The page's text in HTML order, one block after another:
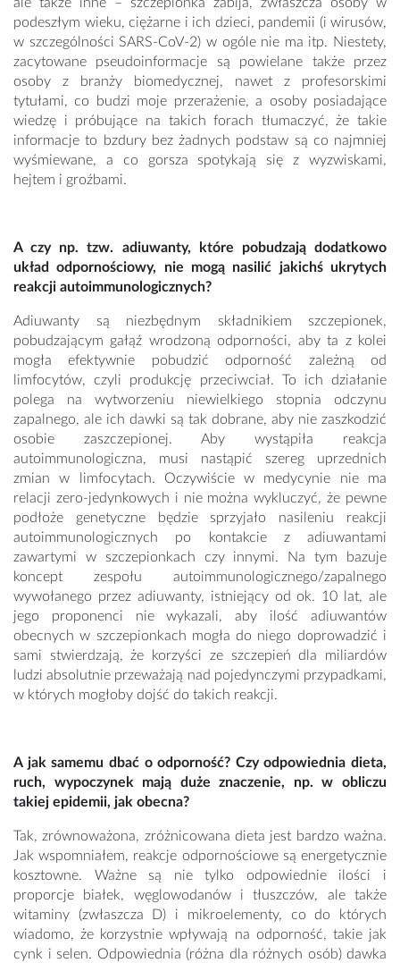
ale także inne – szczepionka zabija, zwłaszcza osoby w
podeszłym wieku, ciężarne i ich dzieci, pandemii (i wirusów,
w szczególności SARS-CoV-2) w ogóle nie ma itp. Niestety,
zacytowane pseudoinformacje są powielane także przez
osoby z branży biomedycznej, nawet z profesorskimi
tytułami, co budzi moje przerażenie, a osoby posiadające
wiedzę i próbujące na takich forach tłumaczyć, że takie
informacje to bzdury bez żadnych podstaw są co najmniej
wyśmiewane, a co gorsza spotykają się z wyzwiskami,
hejtem i groźbami.
A czy np. tzw. adiuwanty, które pobudzają dodatkowo
układ odpornościowy, nie mogą nasilić jakichś ukrytych
reakcji autoimmunologicznych?
Adiuwanty są niezbędnym składnikiem szczepionek,
pobudzającym gałąź wrodzoną odporności, aby ta z kolei
mogła efektywnie pobudzić odporność zależną od
limfocytów, czyli produkcję przeciwciał. To ich działanie
polega na wytworzeniu niewielkiego stopnia odczynu
zapalnego, ale ich dawki są tak dobrane, aby nie zaszkodzić
osobie zaszczepionej. Aby wystąpiła reakcja
autoimmunologiczna, musi nastąpić szereg uprzednich
zmian w limfocytach. Oczywiście w medycynie nie ma
relacji zero-jedynkowych i nie można wykluczyć, że pewne
podłoże genetyczne będzie sprzyjało nasileniu reakcji
autoimmunologicznych po kontakcie z adiuwantami
zawartymi w szczepionkach czy innymi. Na tym bazuje
koncept zespołu autoimmunologicznego/zapalnego
wywołanego przez adiuwanty, istniejący od ok. 10 lat, ale
jego proponenci nie wykazali, aby ilość adiuwantów
obecnych w szczepionkach mogła do niego doprowadzić i
sami stwierdzają, że korzyści ze szczepień dla miliardów
ludzi absolutnie przeważają nad pojedynczymi przypadkami,
w których mogłoby dojść do takich reakcji.
A jak samemu dbać o odporność? Czy odpowiednia dieta,
ruch, wypoczynek mają duże znaczenie, np. w obliczu
takiej epidemii, jak obecna?
Tak, zrównoważona, zróżnicowana dieta jest bardzo ważna.
Jak wspomniałem, reakcje odpornościowe są energetycznie
kosztowne. Ważne są nie tylko odpowiednie ilości i
proporcje białek, węglowodanów i tłuszczów, ale także
witaminy (zwłaszcza D) i mikroelementy, co do których
wiadomo, że korzystnie wpływają na odporność, takie jak
cynk i selen. Odpowiednia (różna dla różnych osób) dawka